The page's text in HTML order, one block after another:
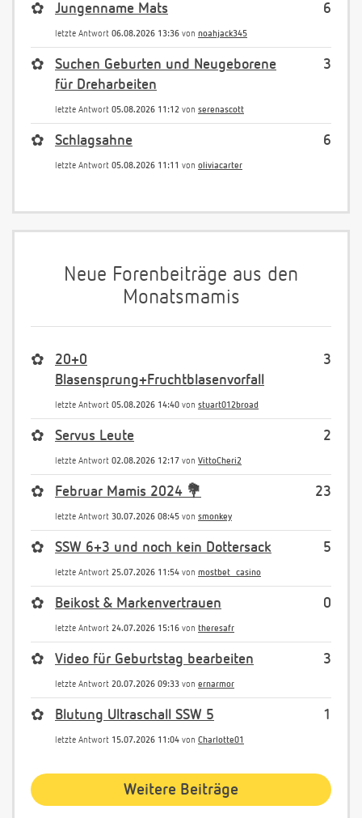
6
✿ Jungenname Mats
letzte Antwort 06.08.2026 13:36 von noahjack345
3
✿
Suchen Geburten und Neugeborene
für Dreharbeiten
letzte Antwort 05.08.2026 11:12 von serenascott
6
✿ Schlagsahne
letzte Antwort 05.08.2026 11:11 von oliviacarter
Neue Forenbeiträge aus den
Monatsmamis
3
✿
20+0
Blasensprung+Fruchtblasenvorfall
letzte Antwort 05.08.2026 14:40 von stuart012broad
2
✿ Servus Leute
letzte Antwort 02.08.2026 12:17 von VittoCheri2
23
✿ Februar Mamis 2024 💐
letzte Antwort 30.07.2026 08:45 von smonkey
5
✿ SSW 6+3 und noch kein Dottersack
letzte Antwort 25.07.2026 11:54 von mostbet_casino
0
✿ Beikost & Markenvertrauen
letzte Antwort 24.07.2026 15:16 von theresafr
3
✿ Video für Geburtstag bearbeiten
letzte Antwort 20.07.2026 09:33 von ernarmor
1
✿ Blutung Ultraschall SSW 5
letzte Antwort 15.07.2026 11:04 von Charlotte01
Weitere Beiträge